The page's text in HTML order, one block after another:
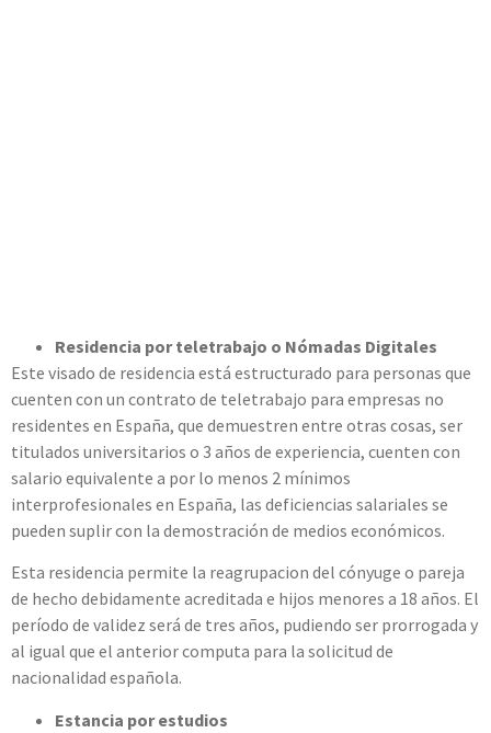
Residencia por teletrabajo o Nómadas Digitales
Este visado de residencia está estructurado para personas que
cuenten con un contrato de teletrabajo para empresas no
residentes en España, que demuestren entre otras cosas, ser
titulados universitarios o 3 años de experiencia, cuenten con
salario equivalente a por lo menos 2 mínimos
interprofesionales en España, las deficiencias salariales se
pueden suplir con la demostración de medios económicos.
Esta residencia permite la reagrupacion del cónyuge o pareja
de hecho debidamente acreditada e hijos menores a 18 años. El
período de validez será de tres años, pudiendo ser prorrogada y
al igual que el anterior computa para la solicitud de
nacionalidad española.
Estancia por estudios